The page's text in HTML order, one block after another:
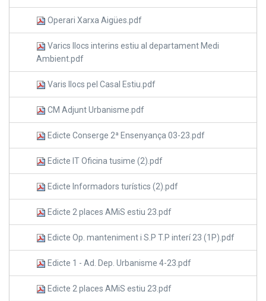
Operari Xarxa Aigües.pdf
Varics llocs interins estiu al departament Medi
Ambient.pdf
Varis llocs pel Casal Estiu.pdf
CM Adjunt Urbanisme.pdf
Edicte Conserge 2ª Ensenyança 03-23.pdf
Edicte IT Oficina tusime (2).pdf
Edicte Informadors turístics (2).pdf
Edicte 2 places AMiS estiu 23.pdf
Edicte Op. manteniment i S.P T.P interí 23 (1P).pdf
Edicte 1 - Ad. Dep. Urbanisme 4-23.pdf
Edicte 2 places AMiS estiu 23.pdf